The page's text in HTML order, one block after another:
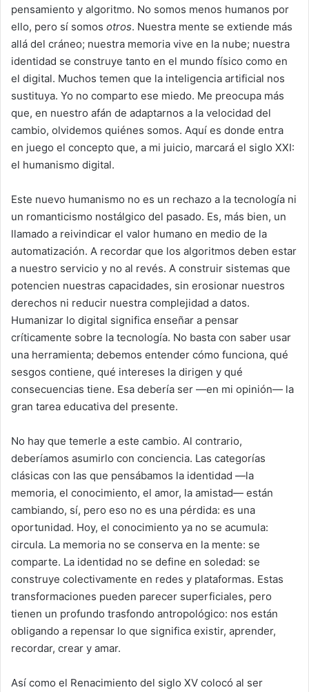
pensamiento y algoritmo. No somos menos humanos por
ello, pero sí somos otros. Nuestra mente se extiende más
allá del cráneo; nuestra memoria vive en la nube; nuestra
identidad se construye tanto en el mundo físico como en
el digital. Muchos temen que la inteligencia artificial nos
sustituya. Yo no comparto ese miedo. Me preocupa más
que, en nuestro afán de adaptarnos a la velocidad del
cambio, olvidemos quiénes somos. Aquí es donde entra
en juego el concepto que, a mi juicio, marcará el siglo XXI:
el humanismo digital.
Este nuevo humanismo no es un rechazo a la tecnología ni
un romanticismo nostálgico del pasado. Es, más bien, un
llamado a reivindicar el valor humano en medio de la
automatización. A recordar que los algoritmos deben estar
a nuestro servicio y no al revés. A construir sistemas que
potencien nuestras capacidades, sin erosionar nuestros
derechos ni reducir nuestra complejidad a datos.
Humanizar lo digital significa enseñar a pensar
críticamente sobre la tecnología. No basta con saber usar
una herramienta; debemos entender cómo funciona, qué
sesgos contiene, qué intereses la dirigen y qué
consecuencias tiene. Esa debería ser —en mi opinión— la
gran tarea educativa del presente.
No hay que temerle a este cambio. Al contrario,
deberíamos asumirlo con conciencia. Las categorías
clásicas con las que pensábamos la identidad —la
memoria, el conocimiento, el amor, la amistad— están
cambiando, sí, pero eso no es una pérdida: es una
oportunidad. Hoy, el conocimiento ya no se acumula:
circula. La memoria no se conserva en la mente: se
comparte. La identidad no se define en soledad: se
construye colectivamente en redes y plataformas. Estas
transformaciones pueden parecer superficiales, pero
tienen un profundo trasfondo antropológico: nos están
obligando a repensar lo que significa existir, aprender,
recordar, crear y amar.
Así como el Renacimiento del siglo XV colocó al ser